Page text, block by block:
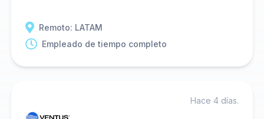
Remoto: LATAM
Empleado de tiempo completo
Hace 4 días.